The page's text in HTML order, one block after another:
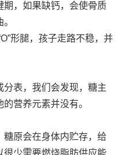
期，如果缺钙，会使骨质
形腿，孩子走路不稳，并
分表，我们会发现，糖主
营养元素并没有。
糖原会在身体内贮存，给